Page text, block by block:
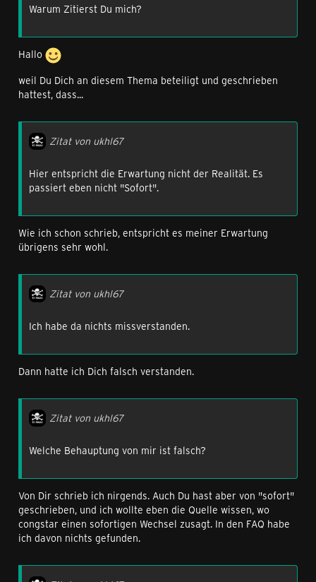
Warum Zitierst Du mich?
Hallo
weil Du Dich an diesem Thema beteiligt und geschrieben
hattest, dass...
Zitat von ukhl67
Hier entspricht die Erwartung nicht der Realität. Es
passiert eben nicht "Sofort".
Wie ich schon schrieb, entspricht es meiner Erwartung
übrigens sehr wohl.
Zitat von ukhl67
Ich habe da nichts missverstanden.
Dann hatte ich Dich falsch verstanden.
Zitat von ukhl67
Welche Behauptung von mir ist falsch?
Von Dir schrieb ich nirgends. Auch Du hast aber von "sofort"
geschrieben, und ich wollte eben die Quelle wissen, wo
congstar einen sofortigen Wechsel zusagt. In den FAQ habe
ich davon nichts gefunden.